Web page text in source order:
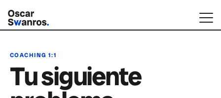
COACHING 1:1
Tu siguiente